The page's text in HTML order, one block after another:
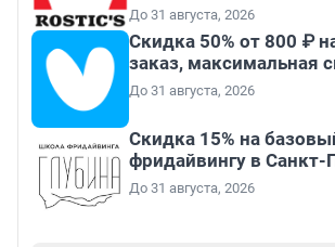
До 31 августа, 2026
Скидка 50% от 800 ₽
заказ, максимальная
До 31 августа, 2026
Скидка 15% на
фридайвингу в Санкт-
До 31 августа, 2026